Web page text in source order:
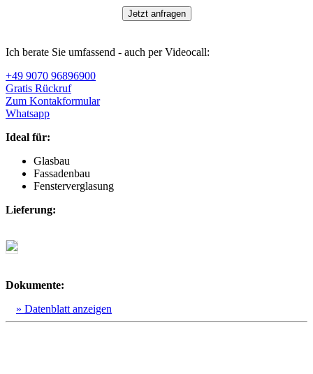
Jetzt anfragen
Ich berate Sie umfassend - auch per Videocall:
+49 9070 96896900
Gratis Rückruf
Zum Kontakformular
Whatsapp
Ideal für:
Glasbau
Fassadenbau
Fensterverglasung
Lieferung:
Dokumente:
» Datenblatt anzeigen